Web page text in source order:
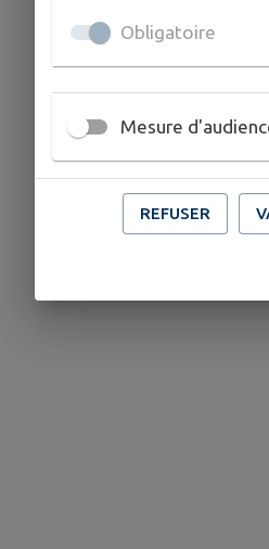
Obligatoire
Mesure
REFUSER